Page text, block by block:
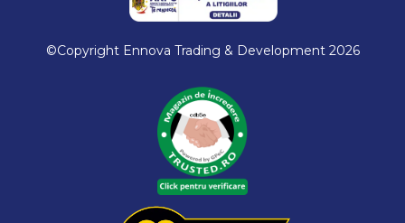
©Copyright Ennova Trading & Development 2026